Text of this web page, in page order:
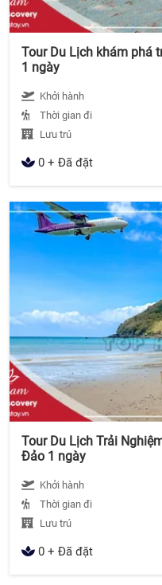
Tour Du Lịch khám phá
1 ngày
Khởi hành
Thời gian đi
Lưu trú
0 + Đã đặt
Tour Du Lịch Trải
Đảo 1 ngày
Khởi hành
Thời gian đi
Lưu trú
0 + Đã đặt